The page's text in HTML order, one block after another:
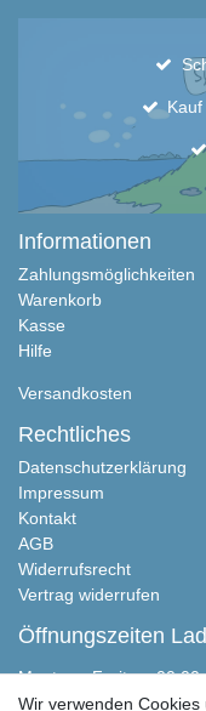
Informationen
Zahlungsmöglichkeiten
Warenkorb
Kasse
Hilfe
Versandkosten
Rechtliches
Datenschutzerklärung
Impressum
Kontakt
AGB
Widerrufsrecht
Vertrag widerrufen
Öffnungszeiten
Montag - Freitag, 00:00
Samstag nach
Wir verwenden